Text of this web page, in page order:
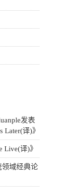
发表
Later(译)》
Live(译)》
领域经典论